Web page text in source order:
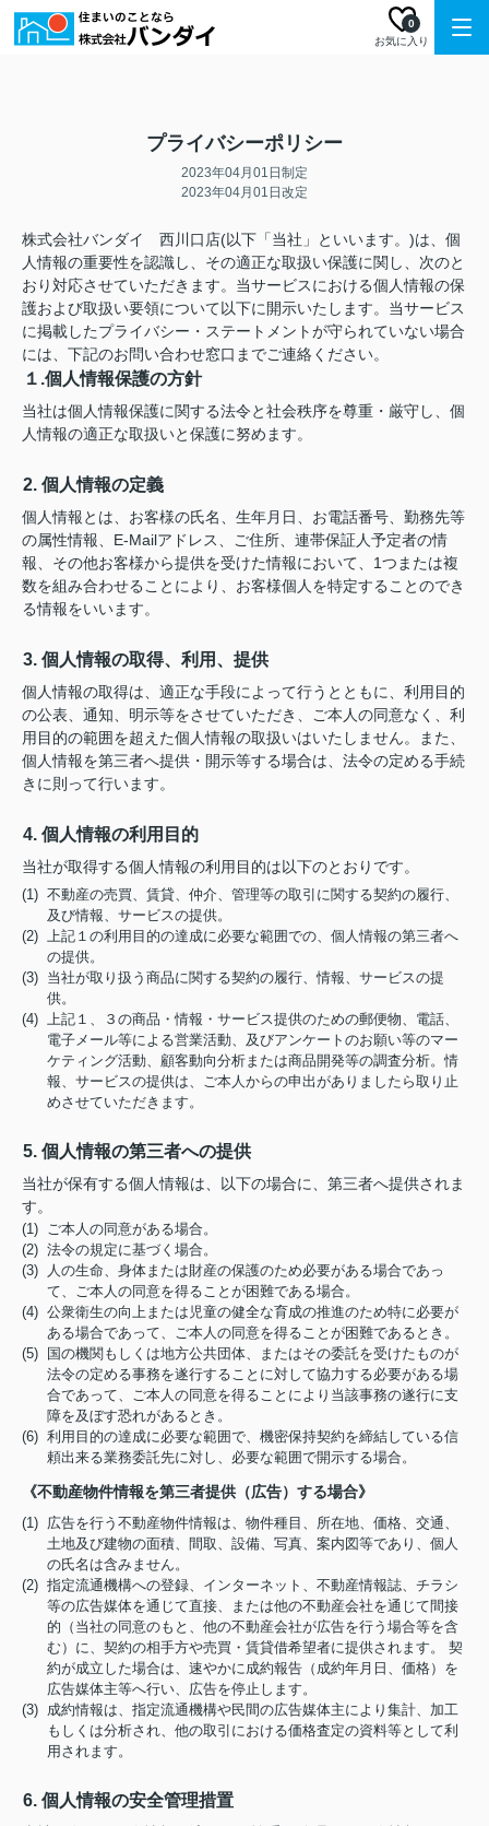
お気に入り
0
プライバシーポリシー
2023年04月01日制定
2023年04月01日改定
株式会社バンダイ 西川口店(以下「当社」といいます。)は、個
人情報の重要性を認識し、その適正な取扱い保護に関し、次のと
おり対応させていただきます。当サービスにおける個人情報の保
護および取扱い要領について以下に開示いたします。当サービス
に掲載したプライバシー・ステートメントが守られていない場合
には、下記のお問い合わせ窓口までご連絡ください。
１.個人情報保護の方針
当社は個人情報保護に関する法令と社会秩序を尊重・厳守し、個
人情報の適正な取扱いと保護に努めます。
2. 個人情報の定義
個人情報とは、お客様の氏名、生年月日、お電話番号、勤務先等
の属性情報、E-Mailアドレス、ご住所、連帯保証人予定者の情
報、その他お客様から提供を受けた情報において、1つまたは複
数を組み合わせることにより、お客様個人を特定することのでき
る情報をいいます。
3. 個人情報の取得、利用、提供
個人情報の取得は、適正な手段によって行うとともに、利用目的
の公表、通知、明示等をさせていただき、ご本人の同意なく、利
用目的の範囲を超えた個人情報の取扱いはいたしません。また、
個人情報を第三者へ提供・開示等する場合は、法令の定める手続
きに則って行います。
4. 個人情報の利用目的
当社が取得する個人情報の利用目的は以下のとおりです。
(1) 不動産の売買、賃貸、仲介、管理等の取引に関する契約の履行、
及び情報、サービスの提供。
(2) 上記１の利用目的の達成に必要な範囲での、個人情報の第三者へ
の提供。
(3) 当社が取り扱う商品に関する契約の履行、情報、サービスの提
供。
(4) 上記１、３の商品・情報・サービス提供のための郵便物、電話、
電子メール等による営業活動、及びアンケートのお願い等のマー
ケティング活動、顧客動向分析または商品開発等の調査分析。情
報、サービスの提供は、ご本人からの申出がありましたら取り止
めさせていただきます。
5. 個人情報の第三者への提供
当社が保有する個人情報は、以下の場合に、第三者へ提供されま
す。
(1) ご本人の同意がある場合。
(2) 法令の規定に基づく場合。
(3) 人の生命、身体または財産の保護のため必要がある場合であっ
て、ご本人の同意を得ることが困難である場合。
(4) 公衆衛生の向上または児童の健全な育成の推進のため特に必要が
ある場合であって、ご本人の同意を得ることが困難であるとき。
(5) 国の機関もしくは地方公共団体、またはその委託を受けたものが
法令の定める事務を遂行することに対して協力する必要がある場
合であって、ご本人の同意を得ることにより当該事務の遂行に支
障を及ぼす恐れがあるとき。
(6) 利用目的の達成に必要な範囲で、機密保持契約を締結している信
頼出来る業務委託先に対し、必要な範囲で開示する場合。
《不動産物件情報を第三者提供（広告）する場合》
(1) 広告を行う不動産物件情報は、物件種目、所在地、価格、交通、
土地及び建物の面積、間取、設備、写真、案内図等であり、個人
の氏名は含みません。
(2) 指定流通機構への登録、インターネット、不動産情報誌、チラシ
等の広告媒体を通じて直接、または他の不動産会社を通じて間接
的（当社の同意のもと、他の不動産会社が広告を行う場合等を含
む）に、契約の相手方や売買・賃貸借希望者に提供されます。 契
約が成立した場合は、速やかに成約報告（成約年月日、価格）を
広告媒体主等へ行い、広告を停止します。
(3) 成約情報は、指定流通機構や民間の広告媒体主により集計、加工
もしくは分析され、他の取引における価格査定の資料等として利
用されます。
6. 個人情報の安全管理措置